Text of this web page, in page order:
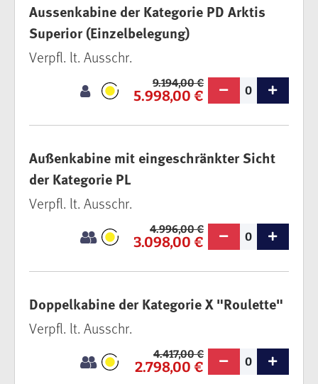
Aussenkabine der Kategorie PD Arktis
Superior (Einzelbelegung)
9.194,00 €
5.998,00 € 0
Verpfl. lt. Ausschr.
Außenkabine mit eingeschränkter Sicht
der Kategorie PL
4.996,00 €
3.098,00 € 0
Verpfl. lt. Ausschr.
Doppelkabine der Kategorie X "Roulette"
4.417,00 €
2.798,00 € 0
Verpfl. lt. Ausschr.